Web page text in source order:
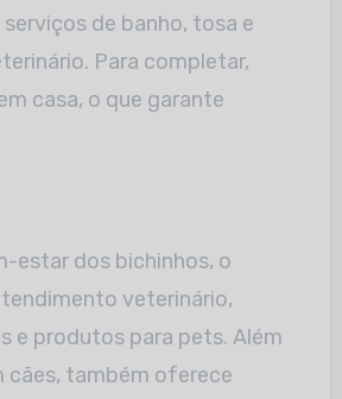
de banho, tosa e
Para completar,
casa, o que garante
estar dos bichinhos, o
veterinário,
e produtos para pets. Além
cães, também oferece